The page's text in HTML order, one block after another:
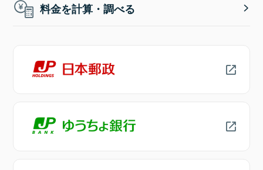
料金を計算・調べる